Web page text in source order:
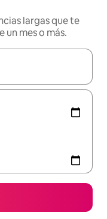
largas que te
un mes o más.
podrás navegar